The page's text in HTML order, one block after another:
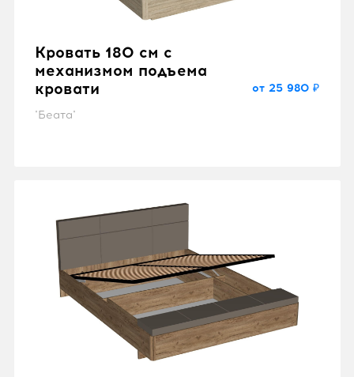
Кровать 180 см с
механизмом подъема
кровати
"Беата"
от 25 980 ₽